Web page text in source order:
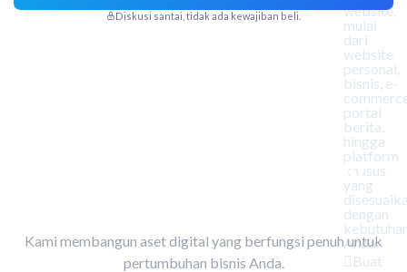
website,
mulai
dari
website
personal,
bisnis, e-
portal
berita,
hingga
platform
khusus
yang
dengan
Anda.
Buat
Diskusi santai, tidak ada kewajiban beli.
Lebih Dari Sekadar "Tampilan
Kami membangun aset digital yang berfungsi penuh untuk
pertumbuhan bisnis Anda.